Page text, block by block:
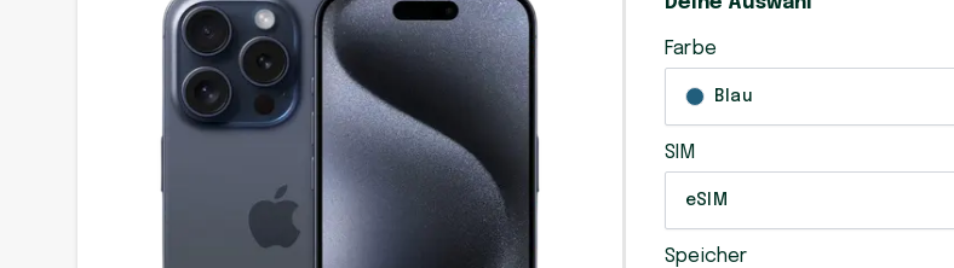
Farbe
Blau
SIM
eSIM
Speicher